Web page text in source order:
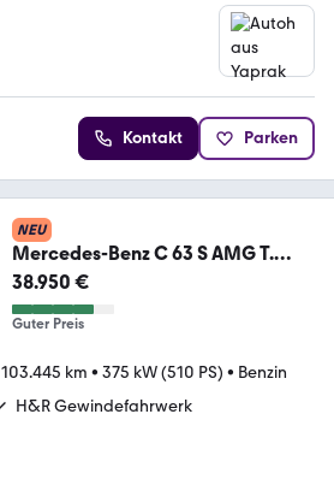
Kontakt Parken
NEU
Mercedes-Benz C 63 S AMG T.
*2.Hand*Unfallfrei*Acc*Spur*Me
mory
38.950 €
Guter Preis
103.445 km • 375 kW (510 PS) • Benzin
H&R Gewindefahrwerk